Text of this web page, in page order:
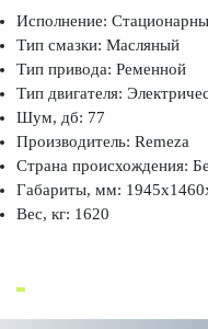
Исполнение:
Тип смазки: Масляный
Тип привода: Ременной
Тип двигателя:
Шум, дб: 77
Производитель: Remeza
Страна происхождения:
Габариты, мм:
Вес, кг: 1620